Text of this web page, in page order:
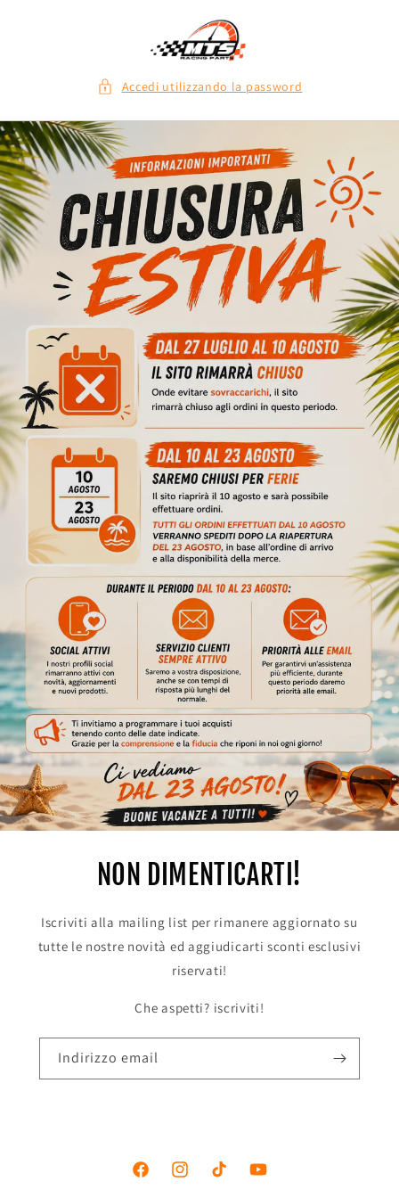
Accedi utilizzando la password
NON DIMENTICARTI!
Iscriviti alla mailing list per rimanere aggiornato su
tutte le nostre novità ed aggiudicarti sconti esclusivi
riservati!
Che aspetti? iscriviti!
Indirizzo email
FacebookInstagramTikTok YouTube